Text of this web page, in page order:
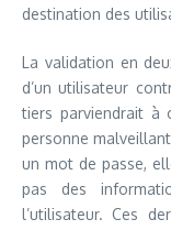
destination des
La validation en
d’un utilisateur
tiers parviendrait à
personne
un mot de passe,
pas des
l’utilisateur. Ces